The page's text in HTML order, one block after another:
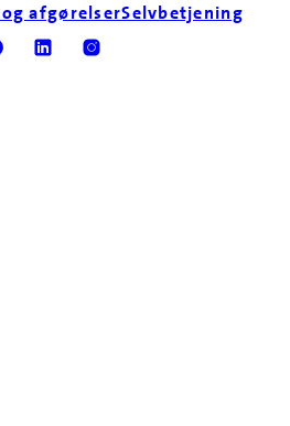
afgørelserSelvbetjening